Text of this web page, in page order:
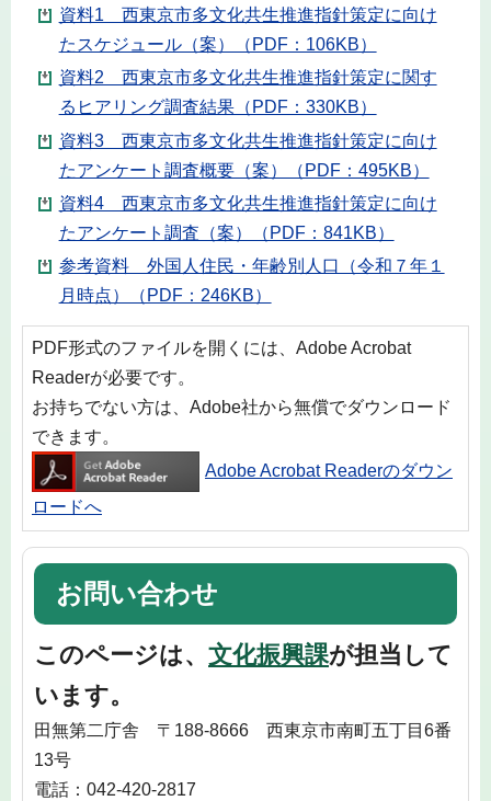
資料1 西東京市多文化共生推進指針策定に向け
たスケジュール（案）（PDF：106KB）
資料2 西東京市多文化共生推進指針策定に関す
るヒアリング調査結果（PDF：330KB）
資料3 西東京市多文化共生推進指針策定に向け
たアンケート調査概要（案）（PDF：495KB）
資料4 西東京市多文化共生推進指針策定に向け
たアンケート調査（案）（PDF：841KB）
参考資料 外国人住民・年齢別人口（令和７年１
月時点）（PDF：246KB）
PDF形式のファイルを開くには、Adobe Acrobat
Readerが必要です。
お持ちでない方は、Adobe社から無償でダウンロード
できます。
Adobe Acrobat Readerのダウン
ロードへ
お問い合わせ
このページは、 文化振興課が担当して
います。
田無第二庁舎 〒188-8666 西東京市南町五丁目6番
13号
電話：042-420-2817